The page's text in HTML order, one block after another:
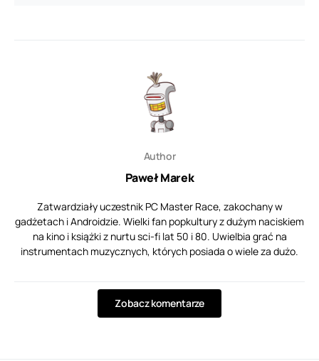
Author
Paweł Marek
Zatwardziały uczestnik PC Master Race, zakochany w
gadżetach i Androidzie. Wielki fan popkultury z dużym naciskiem
na kino i książki z nurtu sci-fi lat 50 i 80. Uwielbia grać na
instrumentach muzycznych, których posiada o wiele za dużo.
Zobacz komentarze